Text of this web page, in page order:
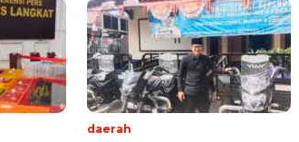
daerah